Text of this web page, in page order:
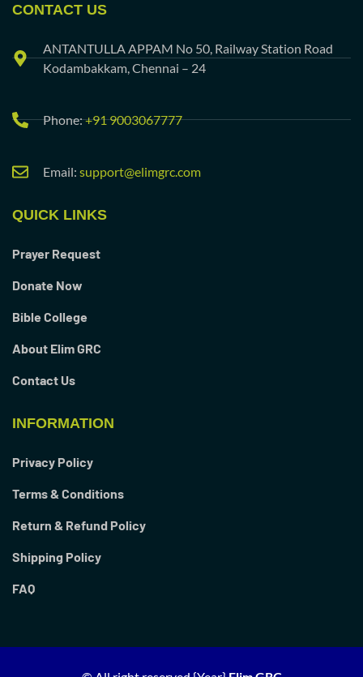
CONTACT US
ANTANTULLA APPAM No 50, Railway Station Road
Kodambakkam, Chennai – 24
Phone:+91 9003067777
Email: support@elimgrc.com
QUICK LINKS
Prayer Request
Donate Now
Bible College
About Elim GRC
Contact Us
INFORMATION
Privacy Policy
Terms & Conditions
Return & Refund Policy
Shipping Policy
FAQ